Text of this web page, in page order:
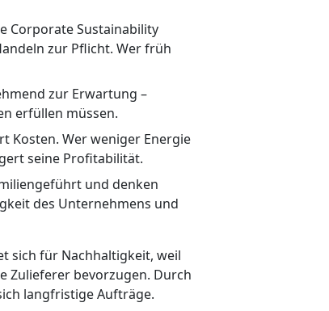
Corporate Sustainability
zur Pflicht. Wer früh
zur Erwartung –
erfüllen müssen.
Kosten. Wer weniger Energie
seine Profitabilität.
und denken
des Unternehmens und
sich für Nachhaltigkeit, weil
Zulieferer bevorzugen. Durch
langfristige Aufträge.